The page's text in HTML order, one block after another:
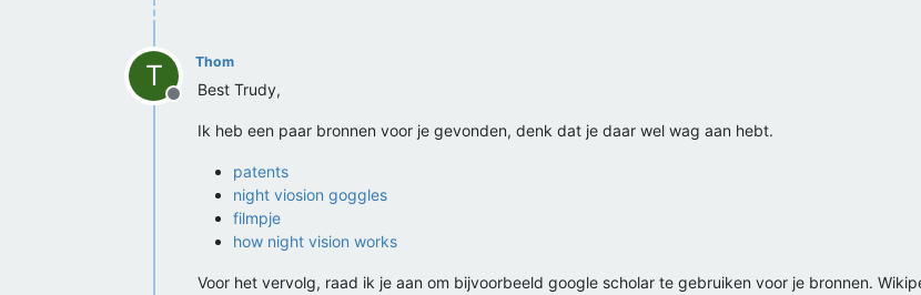
T
Offline
Thom
Best Trudy,
Ik heb een paar bronnen voor je gevonden, denk dat je daar wel wag aan hebt.
patents
night viosion goggles
filmpje
how night vision works
Voor het vervolg, raad ik je aan om bijvoorbeeld google scholar te gebruiken voor je bronnen.